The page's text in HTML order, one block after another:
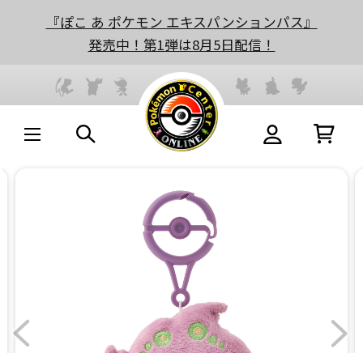
『ぽこ あ ポケモン エキスパンションパス』
発売中！第1弾は8月5日配信！